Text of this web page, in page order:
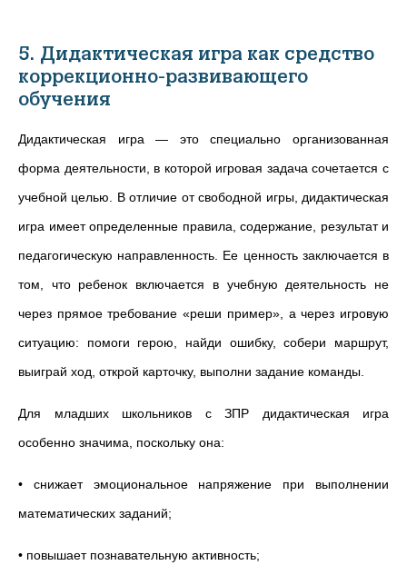
5. Дидактическая игра как средство
коррекционно-развивающего
обучения
Дидактическая игра — это специально организованная
форма деятельности, в которой игровая задача сочетается с
учебной целью. В отличие от свободной игры, дидактическая
игра имеет определенные правила, содержание, результат и
педагогическую направленность. Ее ценность заключается в
том, что ребенок включается в учебную деятельность не
через прямое требование «реши пример», а через игровую
ситуацию: помоги герою, найди ошибку, собери маршрут,
выиграй ход, открой карточку, выполни задание команды.
Для младших школьников с ЗПР дидактическая игра
особенно значима, поскольку она:
• снижает эмоциональное напряжение при выполнении
математических заданий;
• повышает познавательную активность;